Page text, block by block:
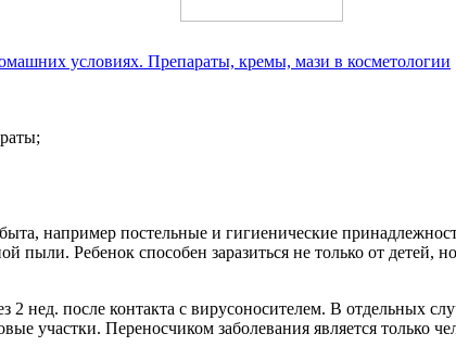
условиях. Препараты, кремы, мази в косметологии
например постельные и гигиенические
пыли. Ребенок способен заразиться не только от
нед. после контакта с вирусоносителем. В отдельных
участки. Переносчиком заболевания является только